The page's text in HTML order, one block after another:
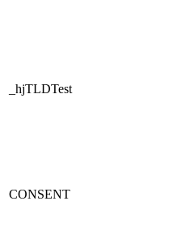
_hjTLDTest
CONSENT